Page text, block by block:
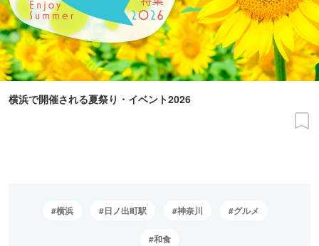
横浜で開催される夏祭り・イベント2026
横浜 日ノ出町駅 神奈川 グルメ
和食